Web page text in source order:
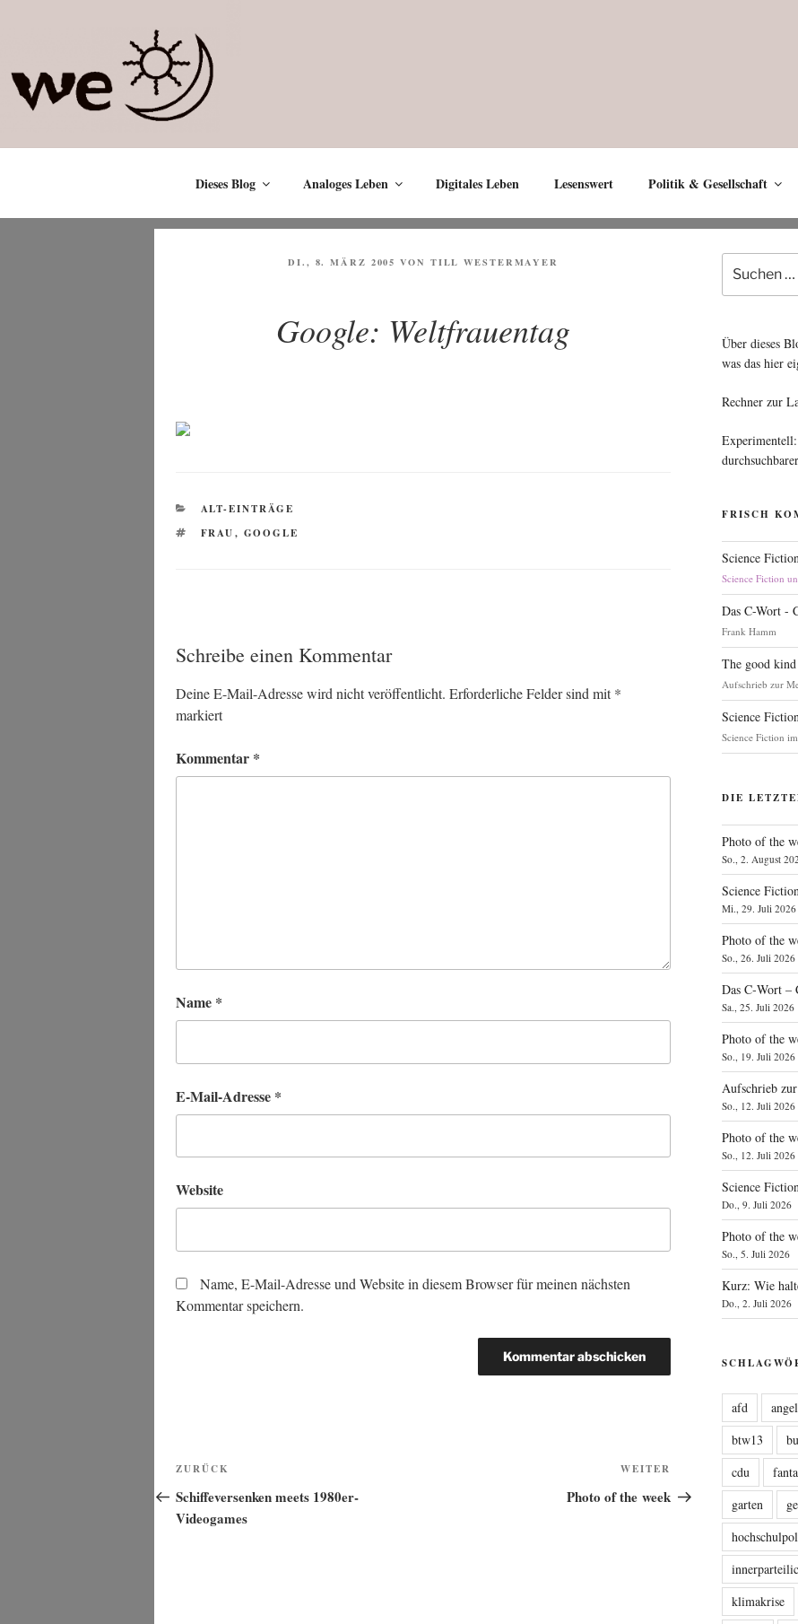
Dieses Blog Analoges Leben Digitales Leben Lesenswert Politik & Gesellschaft
VERÖFFENTLICHT
DI., 8. MÄRZ 2005 VON TILL WESTERMAYER
Google: Weltfrauentag
KATEGORIEN
ALT-EINTRÄGE
SCHLAGWÖRTER
FRAU, GOOGLE
Schreibe einen Kommentar
Deine E-Mail-Adresse wird nicht veröffentlicht. Erforderliche Felder sind mit*
markiert
Kommentar *
Name *
E-Mail-Adresse *
Website
Name, E-Mail-Adresse und Website in diesem Browser für meinen nächsten
Kommentar speichern.
Beitragsnavigation
Vorheriger
Beitrag
ZURÜCK
Schiffeversenken meets 1980er-
Videogames
Beitrag
WEITER
Photo of the week
nach:
Über dieses
was das hier
Rechner zur
FRISCH
Science
Science Fiction
Das C-Wort -
Frank Hamm
The good
Aufschrieb zur
Science
Science Fiction im
DIE
Photo of the
So., 2. August
Science
Mi., 29. Juli 2026
Photo of the
So., 26. Juli 2026
Das C‑Wort –
Sa., 25. Juli 2026
Photo of the
So., 19. Juli 2026
Aufschrieb
So., 12. Juli 2026
Photo of the
So., 12. Juli 2026
Science
Do., 9. Juli 2026
Photo of the
So., 5. Juli 2026
Kurz: Wie
Do., 2. Juli 2026
afd
btw13
cdu
garten
klimakrise